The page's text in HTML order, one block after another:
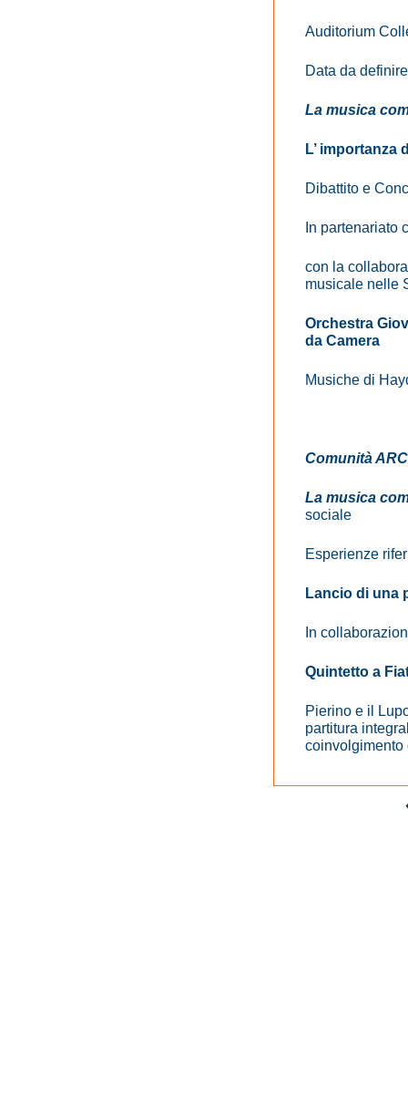
Auditorium
Data da definire
La musica
L’ importanza
Dibattito e
In partenariato
con la
musicale nelle
Orchestra
da Camera
Musiche di
Comunità
La musica
sociale
Esperienze
Lancio di una
In
Quintetto a
Pierino e il
partitura
coinvolgimento